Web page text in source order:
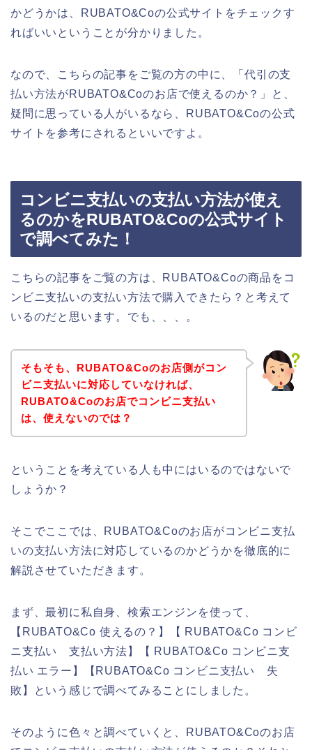
かどうかは、RUBATO&Coの公式サイトをチェックす
ればいいということが分かりました。
なので、こちらの記事をご覧の方の中に、「代引の支
払い方法がRUBATO&Coのお店で使えるのか？」と、
疑問に思っている人がいるなら、RUBATO&Coの公式
サイトを参考にされるといいですよ。
コンビニ支払いの支払い方法が使え
るのかをRUBATO&Coの公式サイト
で調べてみた！
こちらの記事をご覧の方は、RUBATO&Coの商品をコ
ンビニ支払いの支払い方法で購入できたら？と考えて
いるのだと思います。でも、、、。
そもそも、RUBATO&Coのお店側がコン
ビニ支払いに対応していなければ、
RUBATO&Coのお店でコンビニ支払い
は、使えないのでは？
ということを考えている人も中にはいるのではないで
しょうか？
そこでここでは、RUBATO&Coのお店がコンビニ支払
いの支払い方法に対応しているのかどうかを徹底的に
解説させていただきます。
まず、最初に私自身、検索エンジンを使って、
【RUBATO&Co 使えるの？】【 RUBATO&Co コンビ
ニ支払い 支払い方法】【 RUBATO&Co コンビニ支
払い エラー】【RUBATO&Co コンビニ支払い 失
敗】という感じで調べてみることにしました。
そのように色々と調べていくと、RUBATO&Coのお店